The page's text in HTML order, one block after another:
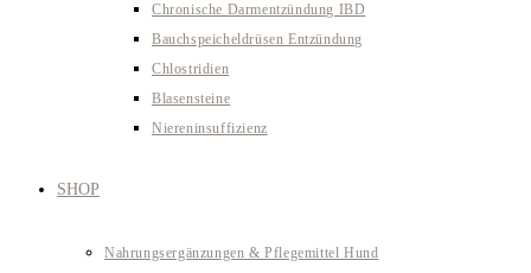
Chronische Darmentzündung IBD
Bauchspeicheldrüsen Entzündung
Chlostridien
Blasensteine
Niereninsuffizienz
SHOP
Nahrungsergänzungen & Pflegemittel Hund